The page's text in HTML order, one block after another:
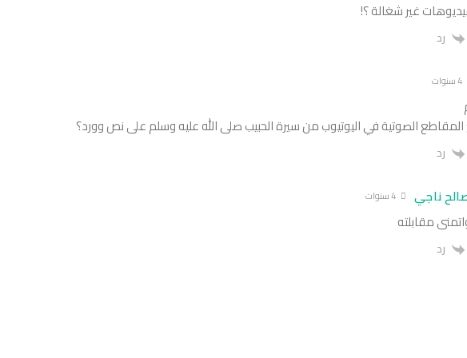
غير شغالة ؟!
رد
الصوتية في اليوتيوب من سيرة الحبيب صلى الله عليه وسلم على نص وورد؟
رد
ناجي
مقابلته
رد